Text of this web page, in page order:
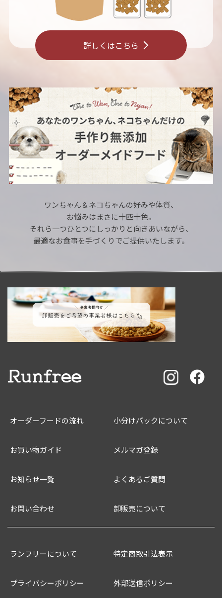
詳しくはこちら
ワンちゃん＆ネコちゃんの好みや体質、
お悩みはまさに十匹十色。
それら一つひとつにしっかりと向きあいながら、
最適なお食事を手づくりでご提供いたします。
オーダーフードの流れ 小分けパックについて
お買い物ガイド メルマガ登録
お知らせ一覧 よくあるご質問
お問い合わせ 卸販売について
ランフリーについて 特定商取引法表示
プライバシーポリシー 外部送信ポリシー